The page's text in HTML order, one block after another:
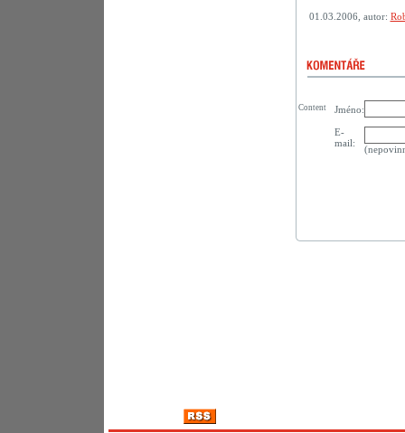
01.03.2006, autor:
Jméno:
E-
mail:
Content